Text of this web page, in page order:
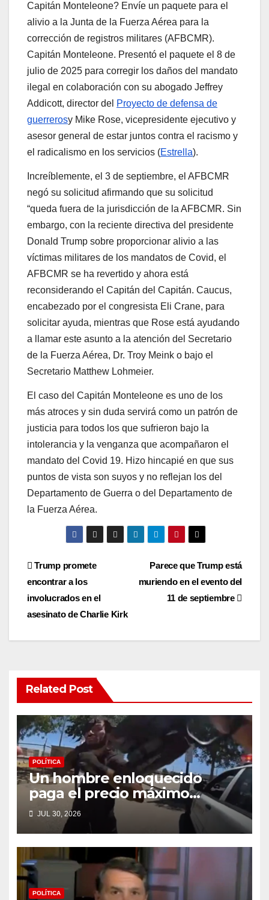
Capitán Monteleone? Envíe un paquete para el
alivio a la Junta de la Fuerza Aérea para la
corrección de registros militares (AFBCMR).
Capitán Monteleone. Presentó el paquete el 8 de
julio de 2025 para corregir los daños del mandato
ilegal en colaboración con su abogado Jeffrey
Addicott, director del Proyecto de defensa de
guerrerosy Mike Rose, vicepresidente ejecutivo y
asesor general de estar juntos contra el racismo y
el radicalismo en los servicios (Estrella).
Increíblemente, el 3 de septiembre, el AFBCMR
negó su solicitud afirmando que su solicitud
“queda fuera de la jurisdicción de la AFBCMR. Sin
embargo, con la reciente directiva del presidente
Donald Trump sobre proporcionar alivio a las
víctimas militares de los mandatos de Covid, el
AFBCMR se ha revertido y ahora está
reconsiderando el Capitán del Capitán. Caucus,
encabezado por el congresista Eli Crane, para
solicitar ayuda, mientras que Rose está ayudando
a llamar este asunto a la atención del Secretario
de la Fuerza Aérea, Dr. Troy Meink o bajo el
Secretario Matthew Lohmeier.
El caso del Capitán Monteleone es uno de los
más atroces y sin duda servirá como un patrón de
justicia para todos los que sufrieron bajo la
intolerancia y la venganza que acompañaron el
mandato del Covid 19. Hizo hincapié en que sus
puntos de vista son suyos y no reflejan los del
Departamento de Guerra o del Departamento de
la Fuerza Aérea.
Post
navigation
Parece que Trump está
muriendo en el evento del
11 de septiembre
Trump promete
encontrar a los
involucrados en el
asesinato de Charlie Kirk
Related Post
POLÍTICA
Un hombre enloquecido
paga el precio máximo
después de llevar un cuchillo
a un tiroteo con agentes del
condado de Los Ángeles
(VIDEO) * The Gateway Pundit
* por Cullen Linebarger
JUL 30, 2026
POLÍTICA